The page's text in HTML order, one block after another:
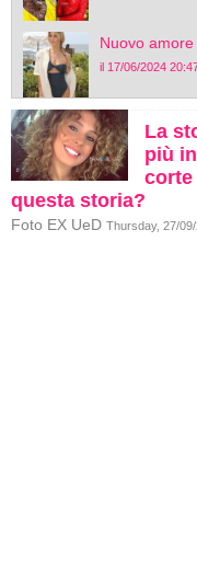
Nuovo amore
il 17/06/2024
La
più
corte
questa storia?
Foto EX UeD Thursday, 27/